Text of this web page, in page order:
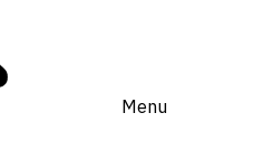
Menu